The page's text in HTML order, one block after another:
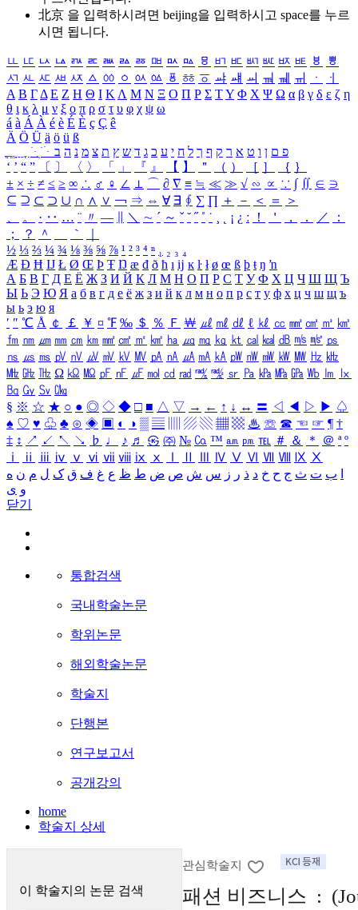
北京 을 입력하시려면 beijing을 입력하시고 space를 누르
시면 됩니다.
ㅥ ㅦ ㅧ ㅨ ㅩ ㅪ ㅫ ㅬ ㅭ ㅮ ㅯ ㅰ ㅱ ㅲ ㅳ ㅴ ㅵ ㅶ ㅷ ㅸ
ㅹ
ㅺ ㅻ ㅼ ㅽ ㅾ ㅿ ㆀ ㆁ ㆂ ㆃ ㆄ ㆅ ㆆ ㆇ ㆈ ㆉ ㆊ ㆋ ㆌ ㆍ
ㆎ
Α Β ΓΔ Ε Ζ Η Θ Ι ΚΛ Μ Ν Ξ Ο Π Ρ Σ ΤΥ Φ Χ Ψ Ω α β γ δ ε ζ η
θ ι κ λ μ ν ξ ο π ρ σ τ υ φ χ ψ ω
á à Á À é è É È ç Ç ê
Ä Ö Ü ä ö ü ß
ִֶֹ ֻּ ׁׂ פ ם ן ו ט א ר ק ף ך ל ח י ע כ ג ד ש ץ ת צ מ נ ה ב
‘ ’ “ ” 〔 〕 〈 〉 「 」 『 』 【 】 ＂ （ ） ［ ］ ｛ ｝
± × ÷ ≠ ≤ ≥ ∞ ∴ ♂ ♀ ∠ ⊥ ⌒ ∂ ∇ ≡ ≒ ≪ ≫ √ ∽ ∝ ∵ ∫ ∬ ∈ ∋
⊆ ⊇ ⊂ ⊃ ∪ ∩ ∧ ∨ ￢ ⇒ ⇔ ∀ ∃ ∮ ∑ ∏ ＋ － ＜ ＝
＞
、
。 · ‥ … ¨ 〃 ― ＼ ∼ ´ ～ ˇ ˘ ˝ ˚ ˙ ¸ ¡ ¿ ː ！ ＇ ， ． ／
：
；
？ ＾ ｀
½ ⅓ ⅔ ¼ ¾ ⅛ ⅜ ⅝ ⅞ ¹ ² ³ ⁴ ⁿ ₁ ₂ ₃ ₄
Æ Ð Ħ Ĳ Ł Ø Œ Þ Ŧ Ŋ æ đ ð ħ ı ĳ ĸ ŀ ł ø œ ß þ ŧ ŋ ŉ
А Б В Г Д Е Ё Ж З И Й К Л М Н О П Р С Т У Ф Х Ц Ч Ш Щ Ъ
Ы Ь Э Ю Я а б в г д е ё ж з и й к л м н о п р с т у ф х ц ч ш щ ъ
ы ь э ю я
′ ″ ℃ Å ￠ ￡ ￥ ¤ ℉ ‰ ＄ ％ Ｆ ￦ ㎕ ㎖ ㎗ ℓ ㎘ ㏄ ㎣ ㎤ ㎥ ㎦
㎙ ㎚ ㎛ ㎜ ㎝ ㎞ ㎟ ㎠ ㎡ ㎢ ㏊ ㎍ ㎎ ㎏ ㏏ ㎈ ㎉ ㏈ ㎧ ㎨ ㎰
㎱ ㎲ ㎳ ㎴ ㎵ ㎶ ㎷ ㎸ ㎹ ㎀ ㎁ ㎂ ㎃ ㎄ ㎺ ㎻ ㎽ ㎾ ㎿ ㎐ ㎑
㎒ ㎓ ㎔ Ω ㏀ ㏁ ㎊ ㎋ ㎌ ㏖ ㏅ ㎭ ㎮ ㎯ ㏛ ㎩ ㎪ ㎫ ㎬ ㏝ ㏐
㏓
㏃ ㏉ ㏜ ㏆
§ ※ ☆ ★ ○ ● ◎ ◇ ◆ □ ■ △ ▽ → ← ↑ ↓ ↔ 〓 ◁ ◀ ▷ ▶ ♤
♠ ♡ ♥ ♧ ♣ ⊙ ◈ ▣ ◐ ◑ ▒ ▤ ▨ ▧ ▦ ▩ ♨ ☏ ☎ ☜ ☞ ¶ †
‡ ↕ ↗ ↙ ↖ ↘ ♭ ♩ ♪ ♬ ㉿ ㈜ № ㏇ ™ ㏂ ㏘ ℡ ＃ ＆ ＊ ＠ ª º
ⅰ
ⅱ ⅲ ⅳ ⅴ ⅵ ⅶ ⅷ ⅸ ⅹ Ⅳ Ⅴ Ⅵ Ⅶ Ⅷ Ⅸ Ⅹ
ب ت ث ج ح خ د ذ ر ز س ش ص ض ط ظ ع غ ف ق ک ل م ن ه
و ی
닫기
통합검색
국내학술논문
학위논문
해외학술논문
학술지
단행본
연구보고서
공개강의
home
학술지 상세
이 학술지의 논문 검색
관심학술지
패션 비즈니스 :